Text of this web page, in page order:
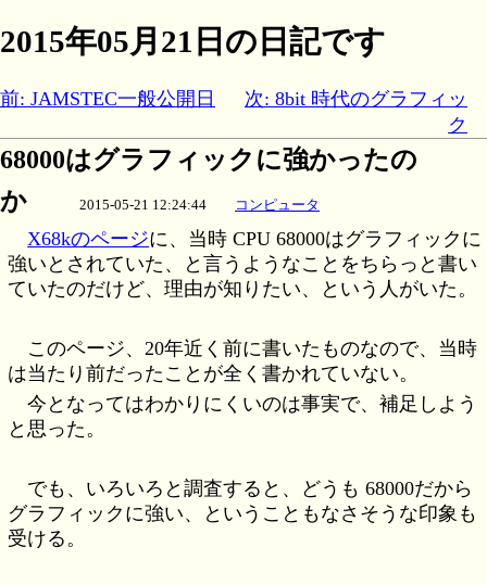
2015年05月21日の日記です
前: JAMSTEC一般公開日
次: 8bit 時代のグラフィッ
ク
68000はグラフィックに強かったの
か
2015-05-21 12:24:44 コンピュータ
X68kのページに、当時 CPU 68000はグラフィックに
強いとされていた、と言うようなことをちらっと書い
ていたのだけど、理由が知りたい、という人がいた。
このページ、20年近く前に書いたものなので、当時
は当たり前だったことが全く書かれていない。
今となってはわかりにくいのは事実で、補足しよう
と思った。
でも、いろいろと調査すると、どうも 68000だから
グラフィックに強い、ということもなさそうな印象も
受ける。